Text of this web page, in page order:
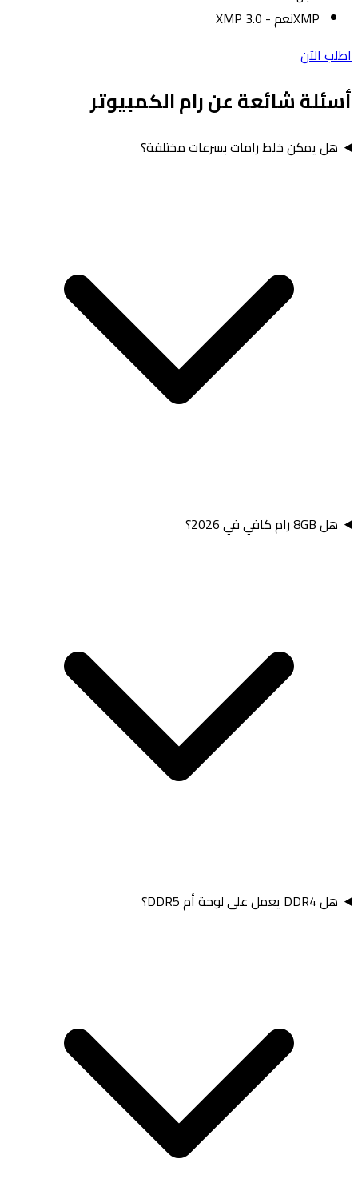
XMPنعم - XMP 3.0
اطلب الآن
أسئلة شائعة عن رام الكمبيوتر
هل يمكن خلط رامات بسرعات مختلفة؟
هل 8GB رام كافي في 2026؟
هل DDR4 يعمل على لوحة أم DDR5؟